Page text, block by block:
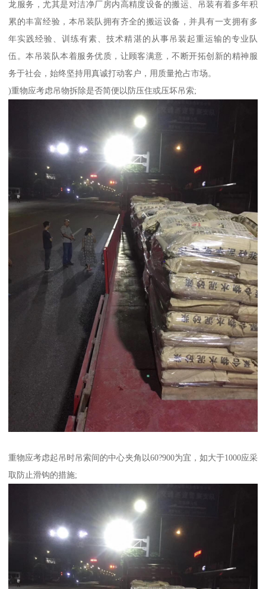
龙服务，尤其是对洁净厂房内高精度设备的搬运、吊装有着多年积
累的丰富经验，本吊装队拥有齐全的搬运设备，并具有一支拥有多
年实践经验、训练有素、技术精湛的从事吊装起重运输的专业队
伍。本吊装队本着服务优质，让顾客满意，不断开拓创新的精神服
务于社会，始终坚持用真诚打动客户，用质量抢占市场。
)重物应考虑吊物拆除是否简便以防压住或压坏吊索;
重物应考虑起吊时吊索间的中心夹角以60?900为宜，如大于1000应采
取防止滑钩的措施;